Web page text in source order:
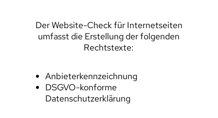
Der Website-Check für Internetseiten
umfasst die Erstellung der folgenden
Rechtstexte:
Anbieterkennzeichnung
DSGVO-konforme
Datenschutzerklärung